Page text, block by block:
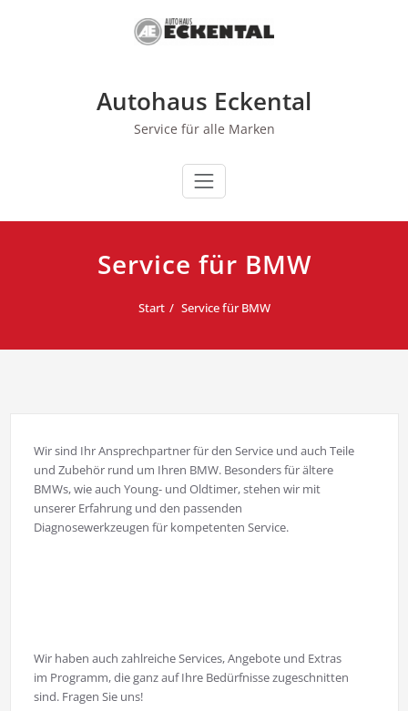
Autohaus Eckental
Service für alle Marken
Service für BMW
Start Service für BMW
Wir sind Ihr Ansprechpartner für den Service und auch Teile
und Zubehör rund um Ihren BMW. Besonders für ältere
BMWs, wie auch Young- und Oldtimer, stehen wir mit
unserer Erfahrung und den passenden
Diagnosewerkzeugen für kompetenten Service.
Wir haben auch zahlreiche Services, Angebote und Extras
im Programm, die ganz auf Ihre Bedürfnisse zugeschnitten
sind. Fragen Sie uns!